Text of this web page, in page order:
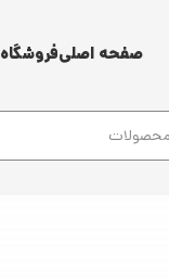
صفحه اصلیفروشگاه